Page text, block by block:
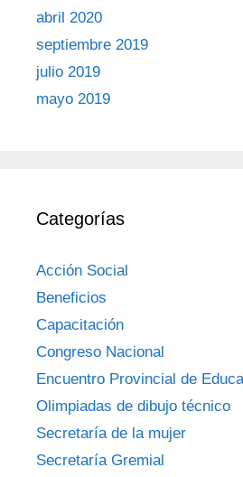
abril 2020
septiembre 2019
julio 2019
mayo 2019
Categorías
Acción Social
Beneficios
Capacitación
Congreso Nacional
Encuentro Provincial de
Olimpiadas de dibujo técnico
Secretaría de la mujer
Secretaría Gremial